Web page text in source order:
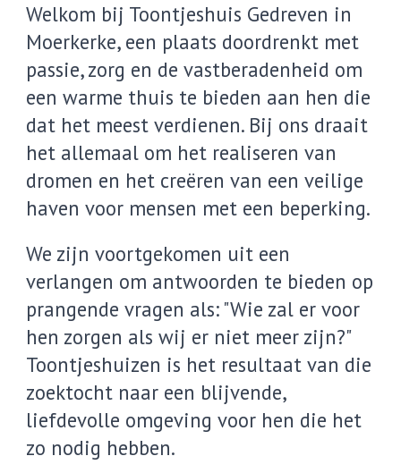
Welkom bij Toontjeshuis Gedreven in
Moerkerke, een plaats doordrenkt met
passie, zorg en de vastberadenheid om
een warme thuis te bieden aan hen die
dat het meest verdienen. Bij ons draait
het allemaal om het realiseren van
dromen en het creëren van een veilige
haven voor mensen met een beperking.
We zijn voortgekomen uit een
verlangen om antwoorden te bieden op
prangende vragen als: "Wie zal er voor
hen zorgen als wij er niet meer zijn?"
Toontjeshuizen is het resultaat van die
zoektocht naar een blijvende,
liefdevolle omgeving voor hen die het
zo nodig hebben.